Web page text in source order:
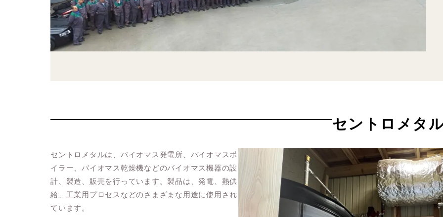
セントロメタ
セントロメタルは、バイオマス発電所、バイオマスボ
イラー、バイオマス乾燥機などのバイオマス機器の設
計、製造、販売を行っています。製品は、発電、熱供
給、工業用プロセスなどのさまざまな用途に使用され
ています。